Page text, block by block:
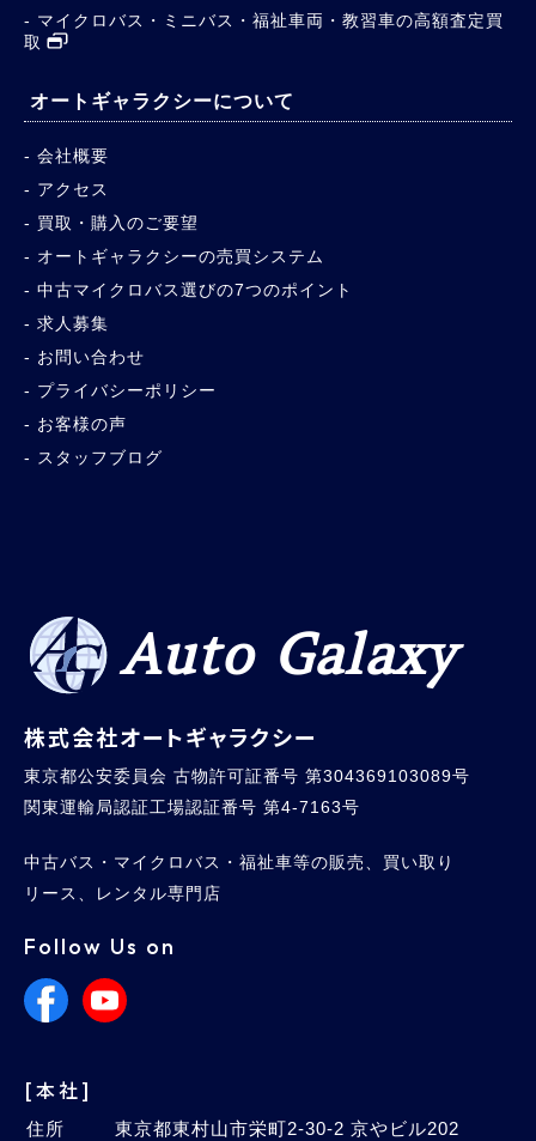
マイクロバス・ミニバス・福祉車両・教習車の高額査定買
取
オートギャラクシーについて
会社概要
アクセス
買取・購入のご要望
オートギャラクシーの売買システム
中古マイクロバス選びの7つのポイント
求人募集
お問い合わせ
プライバシーポリシー
お客様の声
スタッフブログ
Auto Galaxy
株式会社オートギャラクシー
東京都公安委員会 古物許可証番号 第304369103089号
関東運輸局認証工場認証番号 第4-7163号
中古バス・マイクロバス・福祉車等の販売、買い取り
リース、レンタル専門店
Follow Us on
[本社]
住所 東京都東村山市栄町2-30-2 京やビル202